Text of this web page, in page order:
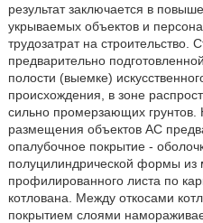
результат заключается в
укрываемых объектов и
трудозатрат на строительство.
предварительно
полости (выемке)
происхождения, в зоне
сильно промерзающих
размещения объектов АС
опалубочное покрытие -
полуцилиндрической формы из
профилированного листа по
котлована. Между откосами
покрытием слоями